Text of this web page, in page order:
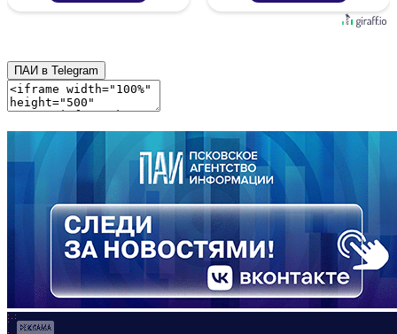
ПАИ в Telegram